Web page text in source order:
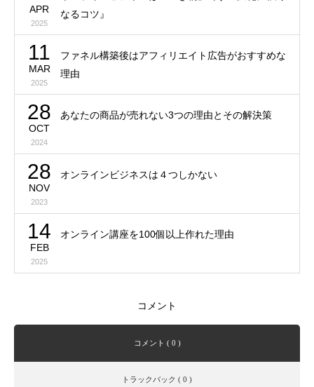
APR
2025
なるコツ』
11
MAR
2025
ファネル構築後はアフィリエイト広告がおすすめな
理由
28
OCT
2024
あなたの商品が売れない3つの理由とその解決策
28
NOV
2023
オンラインビジネスは４つしかない
14
FEB
2025
オンライン講座を100個以上作れた理由
コメント
コメント ( 0 )
トラックバック ( 0 )